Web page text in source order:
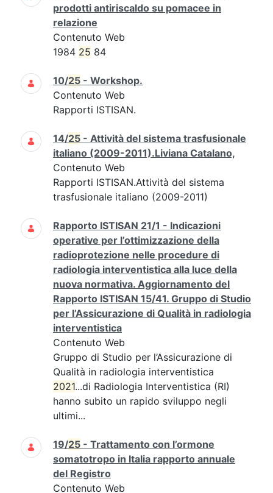
prodotti antiriscaldo su pomacee in
relazione
Contenuto Web
1984 25 84
10/25 - Workshop.
Contenuto Web
Rapporti ISTISAN.
14/25 - Attività del sistema trasfusionale
italiano (2009-2011).Liviana Catalano,
Contenuto Web
Rapporti ISTISAN.Attività del sistema
trasfusionale italiano (2009-2011)
Rapporto ISTISAN 21/1 - Indicazioni
operative per l’ottimizzazione della
radioprotezione nelle procedure di
radiologia interventistica alla luce della
nuova normativa. Aggiornamento del
Rapporto ISTISAN 15/41. Gruppo di Studio
per l’Assicurazione di Qualità in radiologia
interventistica
Contenuto Web
Gruppo di Studio per l’Assicurazione di
Qualità in radiologia interventistica
2021...di Radiologia Interventistica (RI)
hanno subito un rapido sviluppo negli
ultimi...
19/25 - Trattamento con l’ormone
somatotropo in Italia rapporto annuale
del Registro
Contenuto Web